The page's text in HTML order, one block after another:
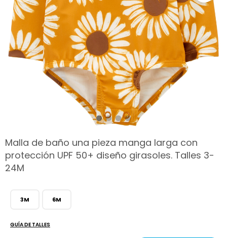
Malla de baño una pieza manga larga con
protección UPF 50+ diseño girasoles. Talles 3-
24M
3M 6M
GUÍA DE TALLES
Skip-
hop